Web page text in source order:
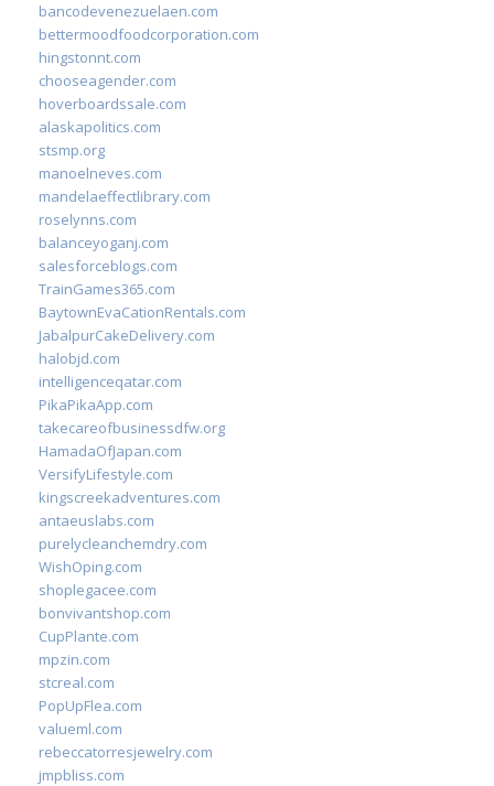
bancodevenezuelaen.com
bettermoodfoodcorporation.com
hingstonnt.com
chooseagender.com
hoverboardssale.com
alaskapolitics.com
stsmp.org
manoelneves.com
mandelaeffectlibrary.com
roselynns.com
balanceyoganj.com
salesforceblogs.com
TrainGames365.com
BaytownEvaCationRentals.com
JabalpurCakeDelivery.com
halobjd.com
intelligenceqatar.com
PikaPikaApp.com
takecareofbusinessdfw.org
HamadaOfJapan.com
VersifyLifestyle.com
kingscreekadventures.com
antaeuslabs.com
purelycleanchemdry.com
WishOping.com
shoplegacee.com
bonvivantshop.com
CupPlante.com
mpzin.com
stcreal.com
PopUpFlea.com
valueml.com
rebeccatorresjewelry.com
jmpbliss.com